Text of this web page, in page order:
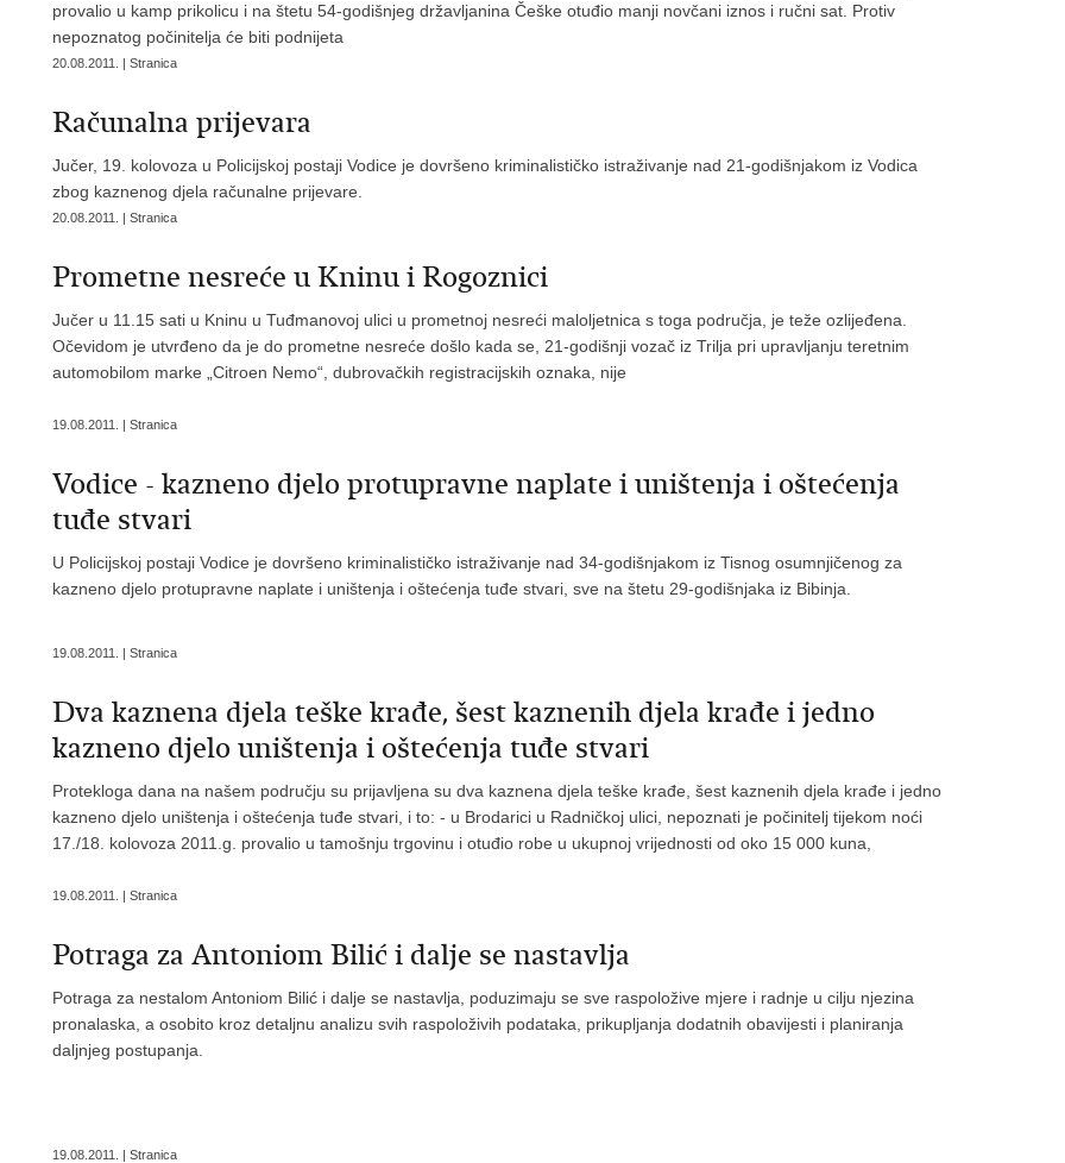
provalio u kamp prikolicu i na štetu 54-godišnjeg državljanina Češke otuđio manji novčani iznos i ručni sat. Protiv
nepoznatog počinitelja će biti podnijeta
20.08.2011. | Stranica
Računalna prijevara
Jučer, 19. kolovoza u Policijskoj postaji Vodice je dovršeno kriminalističko istraživanje nad 21-godišnjakom iz Vodica
zbog kaznenog djela računalne prijevare.
20.08.2011. | Stranica
Prometne nesreće u Kninu i Rogoznici
Jučer u 11.15 sati u Kninu u Tuđmanovoj ulici u prometnoj nesreći maloljetnica s toga područja, je teže ozlijeđena.
Očevidom je utvrđeno da je do prometne nesreće došlo kada se, 21-godišnji vozač iz Trilja pri upravljanju teretnim
automobilom marke „Citroen Nemo“, dubrovačkih registracijskih oznaka, nije
19.08.2011. | Stranica
Vodice - kazneno djelo protupravne naplate i uništenja i oštećenja
tuđe stvari
U Policijskoj postaji Vodice je dovršeno kriminalističko istraživanje nad 34-godišnjakom iz Tisnog osumnjičenog za
kazneno djelo protupravne naplate i uništenja i oštećenja tuđe stvari, sve na štetu 29-godišnjaka iz Bibinja.
19.08.2011. | Stranica
Dva kaznena djela teške krađe, šest kaznenih djela krađe i jedno
kazneno djelo uništenja i oštećenja tuđe stvari
Protekloga dana na našem području su prijavljena su dva kaznena djela teške krađe, šest kaznenih djela krađe i jedno
kazneno djelo uništenja i oštećenja tuđe stvari, i to: - u Brodarici u Radničkoj ulici, nepoznati je počinitelj tijekom noći
17./18. kolovoza 2011.g. provalio u tamošnju trgovinu i otuđio robe u ukupnoj vrijednosti od oko 15 000 kuna,
19.08.2011. | Stranica
Potraga za Antoniom Bilić i dalje se nastavlja
Potraga za nestalom Antoniom Bilić i dalje se nastavlja, poduzimaju se sve raspoložive mjere i radnje u cilju njezina
pronalaska, a osobito kroz detaljnu analizu svih raspoloživih podataka, prikupljanja dodatnih obavijesti i planiranja
daljnjeg postupanja.
19.08.2011. | Stranica